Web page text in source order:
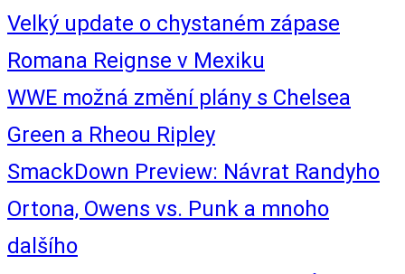
Velký update o chystaném zápase
Romana Reignse v Mexiku
WWE možná změní plány s Chelsea
Green a Rheou Ripley
SmackDown Preview: Návrat Randyho
Ortona, Owens vs. Punk a mnoho
dalšího